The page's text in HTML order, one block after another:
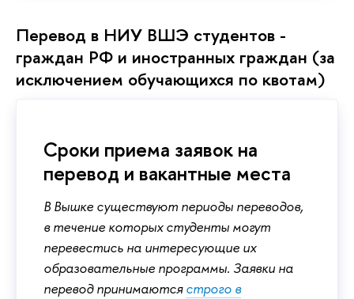
Перевод в НИУ ВШЭ студентов -
граждан РФ и иностранных граждан (за
исключением обучающихся по квотам)
Сроки приема заявок на
перевод и вакантные места
В Вышке существуют периоды переводов,
в течение которых студенты могут
перевестись на интересующие их
образовательные программы. Заявки на
перевод принимаютсястрого в